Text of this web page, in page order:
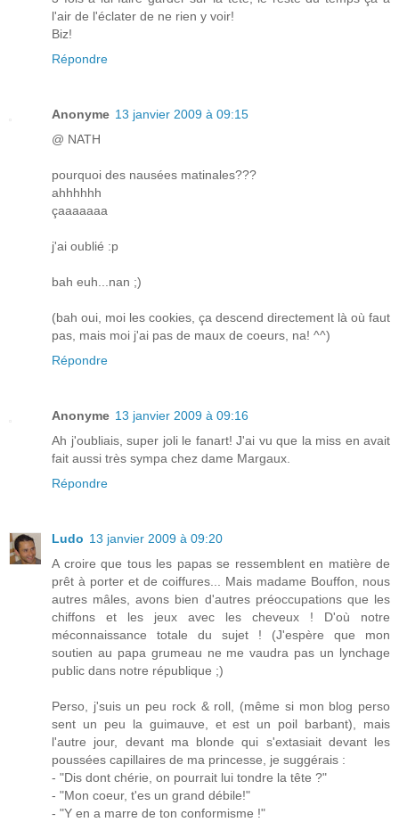
l'air de l'éclater de ne rien y voir!
Biz!
Répondre
Anonyme 13 janvier 2009 à 09:15
@ NATH
pourquoi des nausées matinales???
ahhhhhh
çaaaaaaa
j'ai oublié :p
bah euh...nan ;)
(bah oui, moi les cookies, ça descend directement là où faut
pas, mais moi j'ai pas de maux de coeurs, na! ^^)
Répondre
Anonyme 13 janvier 2009 à 09:16
Ah j'oubliais, super joli le fanart! J'ai vu que la miss en avait
fait aussi très sympa chez dame Margaux.
Répondre
Ludo 13 janvier 2009 à 09:20
A croire que tous les papas se ressemblent en matière de
prêt à porter et de coiffures... Mais madame Bouffon, nous
autres mâles, avons bien d'autres préoccupations que les
chiffons et les jeux avec les cheveux ! D'où notre
méconnaissance totale du sujet ! (J'espère que mon
soutien au papa grumeau ne me vaudra pas un lynchage
public dans notre république ;)
Perso, j'suis un peu rock & roll, (même si mon blog perso
sent un peu la guimauve, et est un poil barbant), mais
l'autre jour, devant ma blonde qui s'extasiait devant les
poussées capillaires de ma princesse, je suggérais :
- "Dis dont chérie, on pourrait lui tondre la tête ?"
- "Mon coeur, t'es un grand débile!"
- "Y en a marre de ton conformisme !"